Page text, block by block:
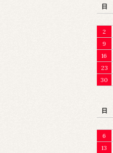
日
2
9
16
23
30
日
6
13